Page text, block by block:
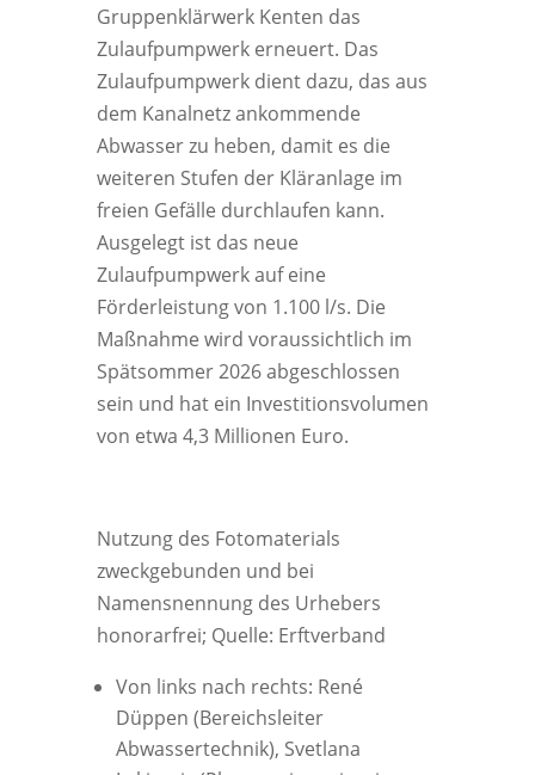
Gruppenklärwerk Kenten das
Zulaufpumpwerk erneuert. Das
Zulaufpumpwerk dient dazu, das aus
dem Kanalnetz ankommende
Abwasser zu heben, damit es die
weiteren Stufen der Kläranlage im
freien Gefälle durchlaufen kann.
Ausgelegt ist das neue
Zulaufpumpwerk auf eine
Förderleistung von 1.100 l/s. Die
Maßnahme wird voraussichtlich im
Spätsommer 2026 abgeschlossen
sein und hat ein Investitionsvolumen
von etwa 4,3 Millionen Euro.
Nutzung des Fotomaterials
zweckgebunden und bei
Namensnennung des Urhebers
honorarfrei; Quelle: Erftverband
Von links nach rechts: René
Düppen (Bereichsleiter
Abwassertechnik), Svetlana